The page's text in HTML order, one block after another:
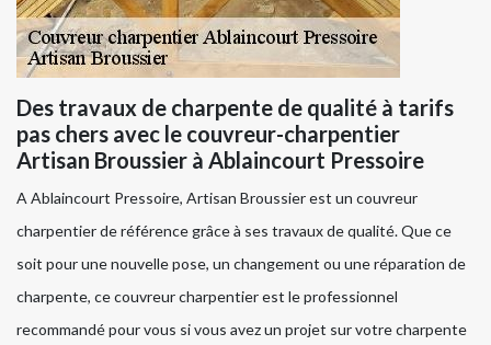
Des travaux de charpente de qualité à tarifs
pas chers avec le couvreur-charpentier
Artisan Broussier à Ablaincourt Pressoire
A Ablaincourt Pressoire, Artisan Broussier est un couvreur
charpentier de référence grâce à ses travaux de qualité. Que ce
soit pour une nouvelle pose, un changement ou une réparation de
charpente, ce couvreur charpentier est le professionnel
recommandé pour vous si vous avez un projet sur votre charpente